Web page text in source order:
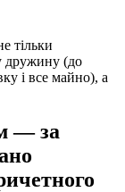
тільки
дружину (до
і все майно), а
— за